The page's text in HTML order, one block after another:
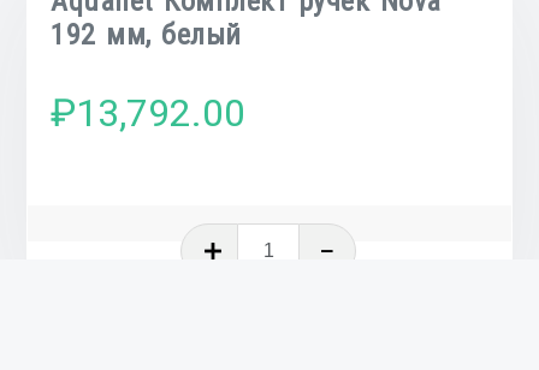
192 мм, белый
₽13,792.00
Количество